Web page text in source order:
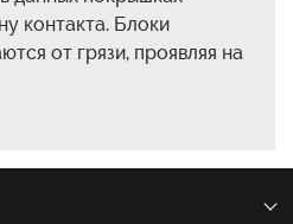
контакта. Блоки
от грязи, проявляя на